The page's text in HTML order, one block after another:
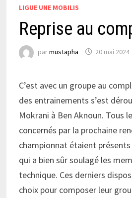
LIGUE UNE MOBILIS
Reprise au
parmustapha 20 mai 2024
C’est avec un groupe au
des entrainements s’est
Mokrani à Ben Aknoun. Tous
concernés par la prochaine
championnat étaient présents
qui a bien sûr soulagé les
technique. Ces derniers
choix pour composer leur